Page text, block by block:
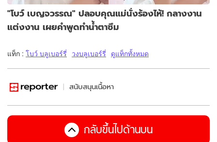
"โบว์ เบญจวรรณ" ปลอบคุณแม่นั่งร้องไห้! กลางงาน
แต่งงาน เผยคำพูดทำน้ำตาซึม
แท็ก : โบว์ บลูเบอร์รี่ วงบลูเบอร์รี่ ดูแท็กทั้งหมด
สนับสนุนเนื้อหา
กลับขึ้นไปด้านบน